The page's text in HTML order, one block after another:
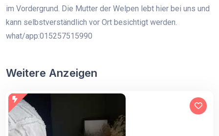
im Vordergrund. Die Mutter der Welpen lebt hier bei uns und
kann selbstverständlich vor Ort besichtigt werden.
what/app:015257515990
Weitere Anzeigen